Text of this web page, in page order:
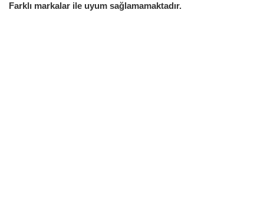
Farklı markalar ile uyum sağlamamaktadır.